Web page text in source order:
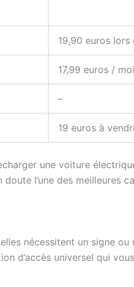
19,90 euros lors
17,99 euros /
–
19 euros à
une voiture
doute l’une des
nécessitent un signe
d’accès universel qui